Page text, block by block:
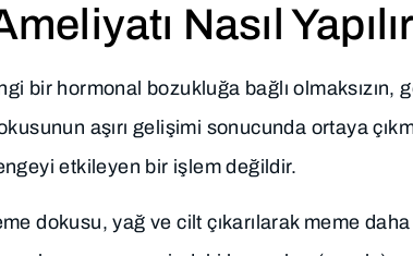
Nasıl
bir hormonal bozukluğa bağlı olmaksızın,
aşırı gelişimi sonucunda ortaya
etkileyen bir işlem değildir.
dokusu, yağ ve cilt çıkarılarak meme